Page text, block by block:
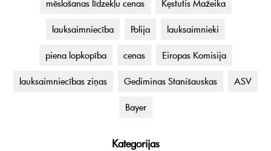
mēslošanas līdzekļu cenas Kęstutis Mažeika
lauksaimniecība Polija lauksaimnieki
piena lopkopība cenas Eiropas Komisija
lauksaimniecības ziņas Gediminas Stanišauskas ASV
Bayer
Kategorijas